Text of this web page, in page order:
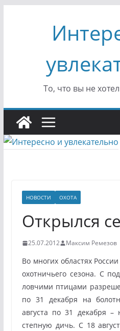
содержимому
То, что вы не
НОВОСТИ ОХОТА
Открылся
25.07.2012 Максим Ремезов
Во многих областях
охотничьего сезона. С
ловчими птицами
по 31 декабря на
августа по 31 декабря
степную дичь. С 18